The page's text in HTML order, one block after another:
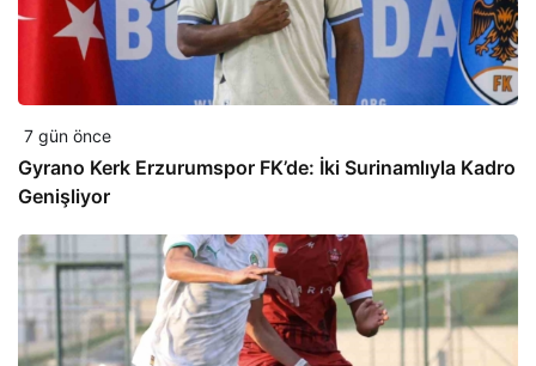
7 gün önce
Gyrano Kerk Erzurumspor FK’de: İki Surinamlıyla Kadro
Genişliyor